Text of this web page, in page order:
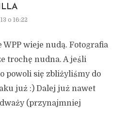
o 16:22
WPP wieje nudą. Fotografia
trochę nudna. A jeśli
powoli się zbliżyliśmy do
już :) Dalej już nawet
(przynajmniej